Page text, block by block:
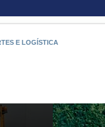
E LOGÍSTICA